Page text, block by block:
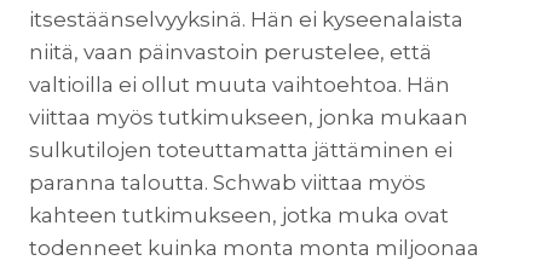
itsestäänselvyyksinä. Hän ei kyseenalaista
niitä, vaan päinvastoin perustelee, että
valtioilla ei ollut muuta vaihtoehtoa. Hän
viittaa myös tutkimukseen, jonka mukaan
sulkutilojen toteuttamatta jättäminen ei
paranna taloutta. Schwab viittaa myös
kahteen tutkimukseen, jotka muka ovat
todenneet kuinka monta monta miljoonaa